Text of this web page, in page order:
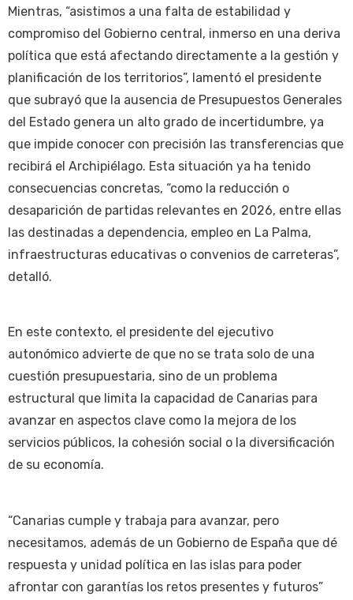
Mientras, “asistimos a una falta de estabilidad y
compromiso del Gobierno central, inmerso en una deriva
política que está afectando directamente a la gestión y
planificación de los territorios”, lamentó el presidente
que subrayó que la ausencia de Presupuestos Generales
del Estado genera un alto grado de incertidumbre, ya
que impide conocer con precisión las transferencias que
recibirá el Archipiélago. Esta situación ya ha tenido
consecuencias concretas, “como la reducción o
desaparición de partidas relevantes en 2026, entre ellas
las destinadas a dependencia, empleo en La Palma,
infraestructuras educativas o convenios de carreteras”,
detalló.
En este contexto, el presidente del ejecutivo
autonómico advierte de que no se trata solo de una
cuestión presupuestaria, sino de un problema
estructural que limita la capacidad de Canarias para
avanzar en aspectos clave como la mejora de los
servicios públicos, la cohesión social o la diversificación
de su economía.
“Canarias cumple y trabaja para avanzar, pero
necesitamos, además de un Gobierno de España que dé
respuesta y unidad política en las islas para poder
afrontar con garantías los retos presentes y futuros”